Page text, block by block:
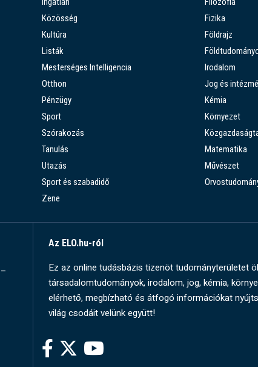
Közösség
Kultúra
Listák
Mesterséges Intelligencia
Otthon
Pénzügy
Sport
Szórakozás
Tanulás
Utazás
Sport és szabadidő
Zene
Fizika
Földrajz
Irodalom
Jog és
Kémia
Környezet
Matematika
Művészet
Az ELO.hu-ról
Ez az online tudásbázis tizenöt tudományterületet
társadalomtudományok, irodalom, jog, kémia,
elérhető, megbízható és átfogó információkat
világ csodáit velünk együtt!